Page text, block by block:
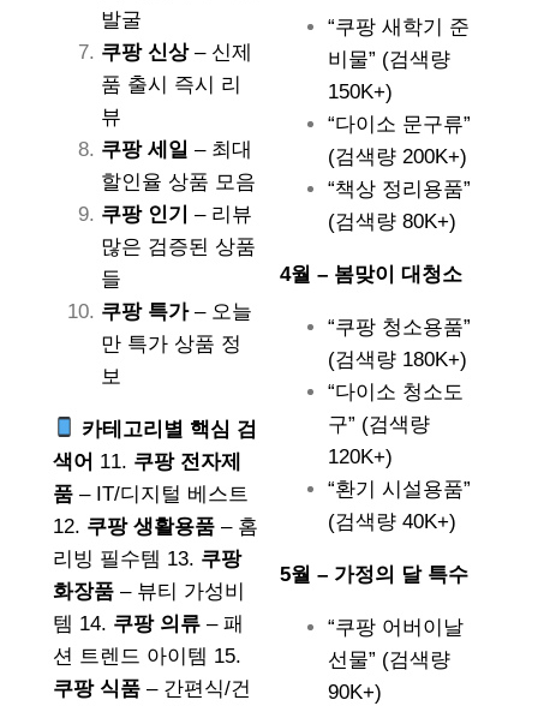
발굴
쿠팡 신상– 신제
품 출시 즉시 리
뷰
쿠팡 세일 – 최대
할인율 상품 모음
쿠팡 인기
– 리뷰
많은 검증된 상품
들
쿠팡 특가– 오늘
만 특가 상품 정
보
카테고리별 핵심 검
색어 11. 쿠팡 전자제
품 – IT/디지털 베스트
12. 쿠팡 생활용품 – 홈
리빙 필수템 13. 쿠팡
화장품 – 뷰티 가성비
템 14. 쿠팡 의류 – 패
션 트렌드 아이템 15.
쿠팡 식품 – 간편식/건
“쿠팡 새학기 준
비물” (검색량
150K+)
“다이소 문구류”
(검색량 200K+)
“책상 정리용품”
(검색량 80K+)
4월 – 봄맞이 대청소
“쿠팡 청소용품”
(검색량 180K+)
“다이소 청소도
구” (검색량
120K+)
“환기 시설용품”
(검색량 40K+)
5월 – 가정의 달 특수
“쿠팡 어버이날
선물” (검색량
90K+)